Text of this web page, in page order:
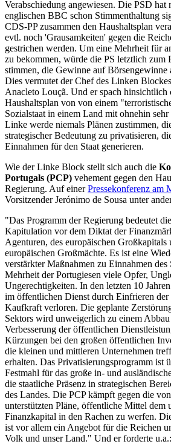
Verabschiedung angewiesen. Die PSD hat
englischen BBC schon Stimmenthaltung
CDS-PP zusammen den Haushaltsplan
evtl. noch 'Grausamkeiten' gegen die
gestrichen werden. Um eine Mehrheit für
zu bekommen, würde die PS letztlich zum
stimmen, die Gewinne auf Börsengewinne
Dies vermutet der Chef des Linken
Anacleto Louçã. Und er spach hinsichtlich
Haushaltsplan von von einem
Sozialstaat in einem Land mit ohnehin
Linke werde niemals Plänen zustimmen,
strategischer Bedeutung zu privatisieren,
Einnahmen für den Staat generieren.
Wie der Linke Block stellt sich auch die
Portugals (PCP) vehement gegen den
Regierung. Auf einerPressekonferenz am
Vorsitzender Jerónimo de Sousa unter
"Das Programm der Regierung bedeutet
Kapitulation vor dem Diktat der
Agenturen, des europäischen Großkapitals
europäischen Großmächte. Es ist eine
verstärkter Maßnahmen zu Einnahmen
Mehrheit der Portugiesen viele Opfer,
Ungerechtigkeiten. In den letzten 10
im öffentlichen Dienst durch Einfrieren der
Kaufkraft verloren. Die geplante
Sektors wird unweigerlich zu einem
Verbesserung der öffentlichen
Kürzungen bei den großen öffentlichen
die kleinen und mittleren Unternehmen
erhalten. Das Privatisierungsprogramm ist
Festmahl für das große in- und
die staatliche Präsenz in strategischen
des Landes. Die PCP kämpft gegen die
unterstützten Pläne, öffentliche Mittel dem
Finanzkapital in den Rachen zu werfen.
ist vor allem ein Angebot für die Reichen
Volk und unser Land." Und er forderte u.a.: